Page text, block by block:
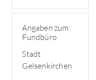
Angaben zum
Fundbüro
Stadt
Gelsenkirchen